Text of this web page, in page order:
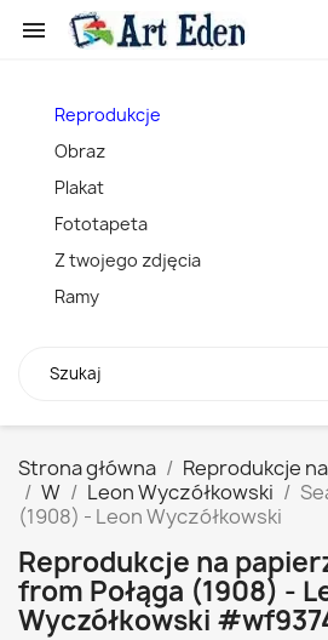

Reprodukcje
Obraz
Plakat
Fototapeta
Z twojego zdjęcia
Ramy
Strona główna Reprodukcje
W
Leon Wyczółkowski
(1908) - Leon Wyczółkowski
Reprodukcje na
from Połąga (1908) -
Wyczółkowski